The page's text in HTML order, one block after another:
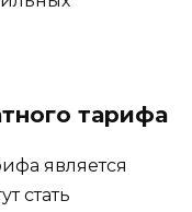
тарифа
является
стать